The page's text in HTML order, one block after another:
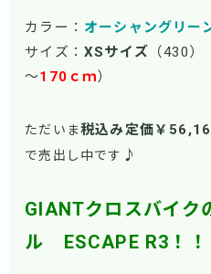
カラー： オーシャングリー
サイズ： XSサイズ （430
～170ｃｍ）
ただいま税込み定価￥56
で売出し中です ♪
GIANTクロスバイク
ル ESCAPE R3！！